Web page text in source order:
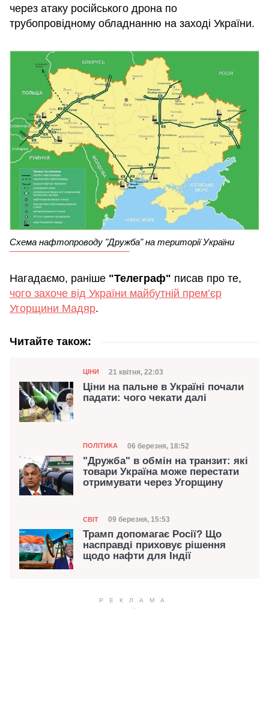
через атаку російського дрона по
трубопровідному обладнанню на заході України.
Схема нафтопроводу "Дружба" на території України
Нагадаємо, раніше "Телеграф" писав про те,
чого захоче від України майбутній прем’єр
Угорщини Мадяр.
Читайте також:
Категорія
ЦІНИ Дата публікації
21 квітня, 22:03
Ціни на пальне в Україні почали
падати: чого чекати далі
Категорія
ПОЛІТИКА Дата публікації
06 березня, 18:52
"Дружба" в обмін на транзит: які
товари Україна може перестати
отримувати через Угорщину
Категорія
СВІТ Дата публікації
09 березня, 15:53
Трамп допомагає Росії? Що
насправді приховує рішення
щодо нафти для Індії